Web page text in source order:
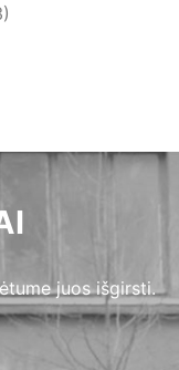
juos išgirsti.